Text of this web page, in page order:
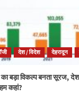
देश / विदेश देहरादून
बड़ा विकल्प बनता सूरज, देश
कहां?